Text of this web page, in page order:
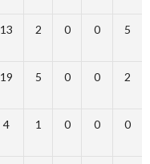
13 2 0 0 5
19 5 0 0 2
4 1 0 0 0